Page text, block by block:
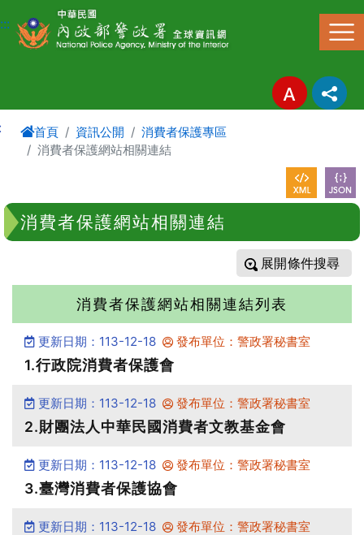
進入內容區塊
:::
首頁 資訊公開
消費者保護專區
消費者保護網站相關連結
消費者保護網站相關連結
條件搜尋
消費者保護網站相關連結列表
更新日期：113-12-18 發布單位：警政署秘書室
1.行政院消費者保護會
更新日期：113-12-18 發布單位：警政署秘書室
2.財團法人中華民國消費者文教基金會
更新日期：113-12-18 發布單位：警政署秘書室
3.臺灣消費者保護協會
更新日期：113-12-18 發布單位：警政署秘書室